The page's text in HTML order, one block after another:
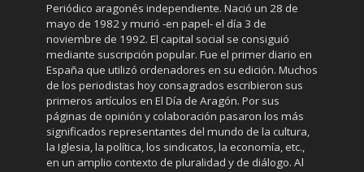
Periódico aragonés independiente. Nació un 28 de
mayo de 1982 y murió -en papel- el día 3 de
noviembre de 1992. El capital social se consiguió
mediante suscripción popular. Fue el primer diario en
España que utilizó ordenadores en su edición. Muchos
de los periodistas hoy consagrados escribieron sus
primeros artículos en El Día de Aragón. Por sus
páginas de opinión y colaboración pasaron los más
significados representantes del mundo de la cultura,
la Iglesia, la política, los sindicatos, la economía, etc.,
en un amplio contexto de pluralidad y de diálogo. Al